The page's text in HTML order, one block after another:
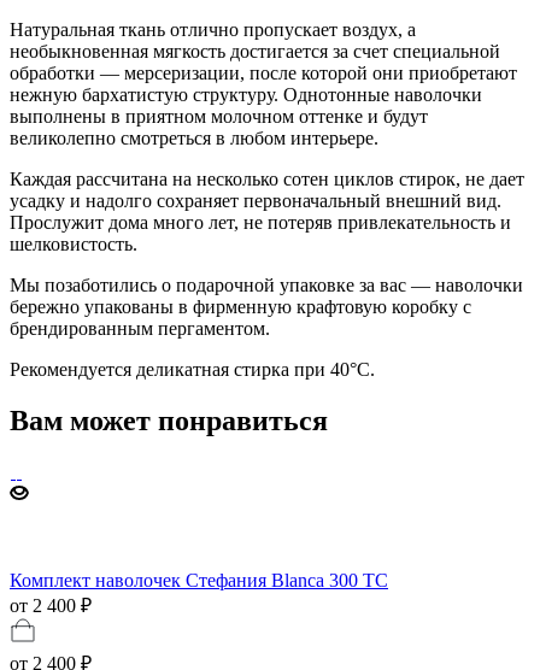
Натуральная ткань отлично пропускает воздух, а
необыкновенная мягкость достигается за счет специальной
обработки — мерсеризации, после которой они приобретают
нежную бархатистую структуру. Однотонные наволочки
выполнены в приятном молочном оттенке и будут
великолепно смотреться в любом интерьере.
Каждая рассчитана на несколько сотен циклов стирок, не дает
усадку и надолго сохраняет первоначальный внешний вид.
Прослужит дома много лет, не потеряв привлекательность и
шелковистость.
Мы позаботились о подарочной упаковке за вас — наволочки
бережно упакованы в фирменную крафтовую коробку с
брендированным пергаментом.
Рекомендуется деликатная стирка при 40°С.
Вам может понравиться
Комплект наволочек Стефания Blanca 300 TC
от 2 400 ₽
от 2 400 ₽